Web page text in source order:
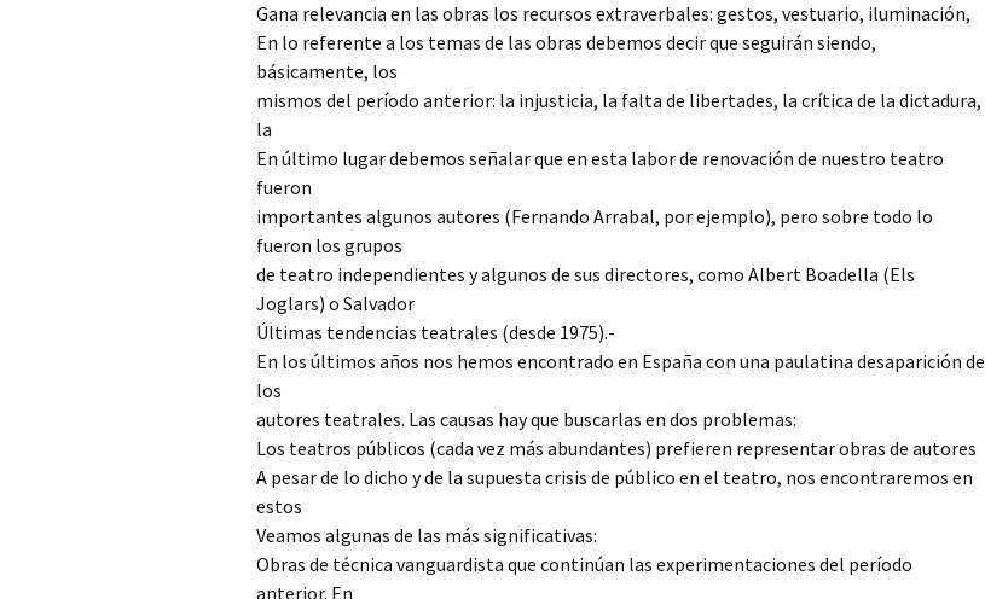
Gana relevancia en las obras los recursos extraverbales: gestos, vestuario, iluminación,
En lo referente a los temas de las obras debemos decir que seguirán siendo,
básicamente, los
mismos del período anterior: la injusticia, la falta de libertades, la crítica de la dictadura,
la
En último lugar debemos señalar que en esta labor de renovación de nuestro teatro
fueron
importantes algunos autores (Fernando Arrabal, por ejemplo), pero sobre todo lo
fueron los grupos
de teatro independientes y algunos de sus directores, como Albert Boadella (Els
Joglars) o Salvador
Últimas tendencias teatrales (desde 1975).-
En los últimos años nos hemos encontrado en España con una paulatina desaparición de
los
autores teatrales. Las causas hay que buscarlas en dos problemas:
Los teatros públicos (cada vez más abundantes) prefieren representar obras de autores
A pesar de lo dicho y de la supuesta crisis de público en el teatro, nos encontraremos en
estos
Veamos algunas de las más significativas:
Obras de técnica vanguardista que continúan las experimentaciones del período
anterior. En